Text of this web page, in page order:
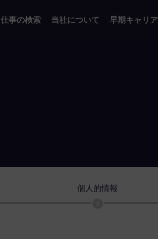
仕事の検索 当社について 早期キャリア
個人的情報